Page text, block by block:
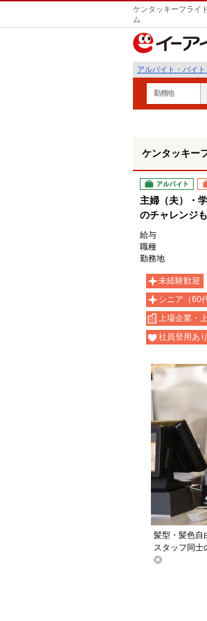
ケンタッキーフライ
ム
アルバイト・バイ
勤務地
ケンタッキー
アルバイト
主婦（夫）・
のチャレンジ
給与
職種
勤務地
未経験歓迎
シニア（60
上場企業・
社員登用あり
髪型・髪色自
スタッフ同士
◎